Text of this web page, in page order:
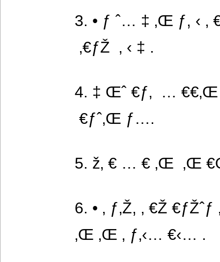
3. • ƒ ˆ… ‡ ‚Œ ƒ, ‹ ‚
 ‚€ƒŽ  ‚ ‹ ‡ .
4. ‡ Œˆ €ƒ‚  … €€‚Œ
 €ƒˆ‚Œ ƒ….
5. ž‚ € … € ‚Œ  ‚Œ
6. • ‚ ƒ‚Ž, ‚ €Ž
‚Œ ‚Œ ‚ ƒ‚‹… €‹… .